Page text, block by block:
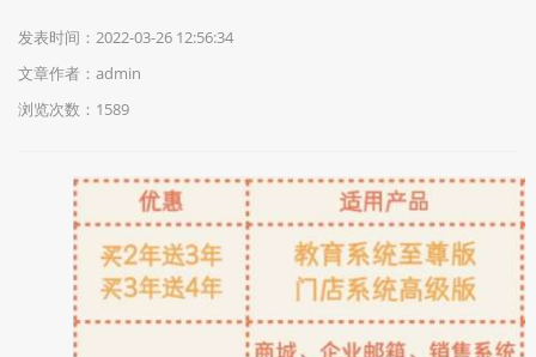
发表时间：2022-03-26 12:56:34
文章作者：admin
浏览次数： 1589